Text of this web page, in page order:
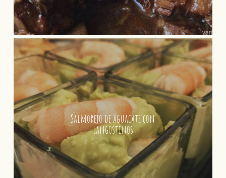
Salmorejo de aguacate con
langostinos